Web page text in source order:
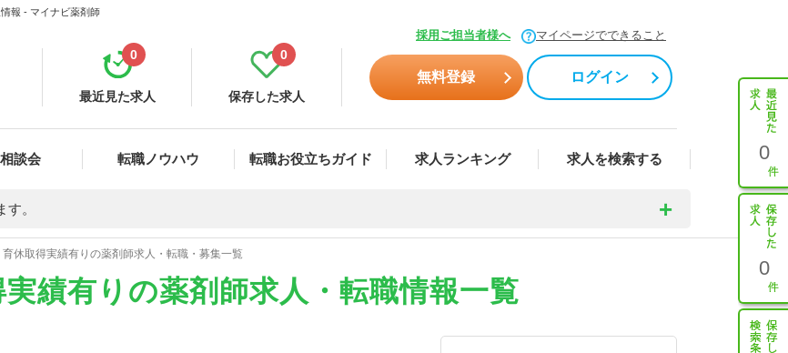
報 - マイナビ薬剤師
採用ご担当者様へ マイページでできること
最近見た求人
0
保存した求人
0
無料登録 ログイン
談会 転職ノウハウ 転職お役立ちガイド 求人ランキング 求人を検索する 0
0
。
休取得実績有りの薬剤師求人・転職・募集一覧
績有りの薬剤師求人・転職情報一覧